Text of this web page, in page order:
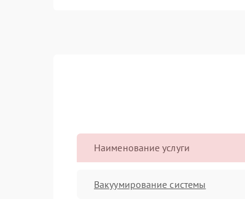
Наименование услуги
Вакуумирование системы